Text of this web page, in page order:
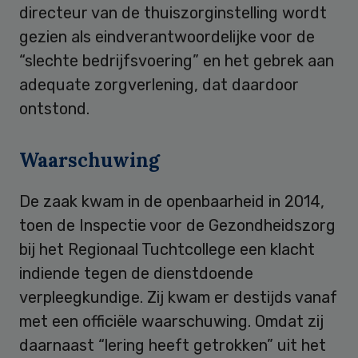
directeur van de thuiszorginstelling wordt
gezien als eindverantwoordelijke voor de
“slechte bedrijfsvoering” en het gebrek aan
adequate zorgverlening, dat daardoor
ontstond.
Waarschuwing
De zaak kwam in de openbaarheid in 2014,
toen de Inspectie voor de Gezondheidszorg
bij het Regionaal Tuchtcollege een klacht
indiende tegen de dienstdoende
verpleegkundige. Zij kwam er destijds vanaf
met een officiële waarschuwing. Omdat zij
daarnaast “lering heeft getrokken” uit het